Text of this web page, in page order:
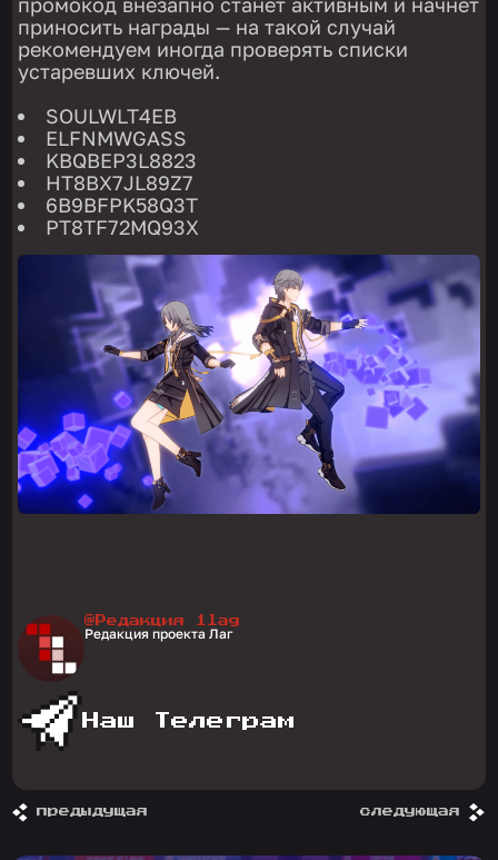
приносить награды — на такой случай
рекомендуем иногда проверять списки
устаревших ключей.
SOULWLT4EB
ELFNMWGASS
KBQBEP3L8823
HT8BX7JL89Z7
6B9BFPK58Q3T
PT8TF72MQ93X
@Редакция 1lag
Редакция проекта Лаг
Наш Телеграм
предыдущая следующая